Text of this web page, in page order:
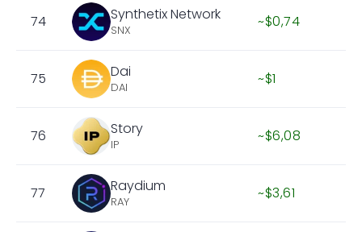
74 Synthetix Network
SNX ~$0,74
75 Dai
DAI ~$1
76 Story
IP ~$6,08
77 Raydium
RAY ~$3,61